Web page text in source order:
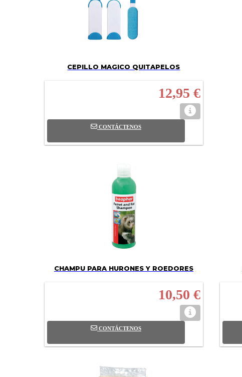
CEPILLO MAGICO QUITAPELOS
12,95 €
CONTÁCTENOS
CHAMPU PARA HURONES Y ROEDORES
10,50 €
CONTÁCTENOS